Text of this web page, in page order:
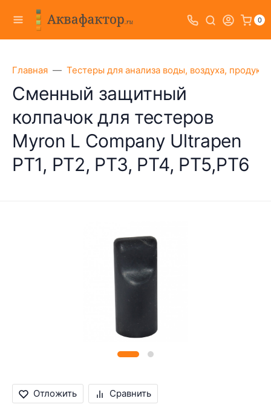
0
Главная Тестеры для анализа воды, воздуха,
Сменный защитный
колпачок для тестеров
Myron L Company Ultrapen
PT1, PT2, PT3, PT4, PT5,PT6
Отложить Сравнить